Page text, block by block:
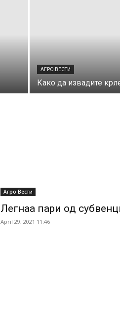
АГРО ВЕСТИ
Како да извадите
Агро Вести
Легнаа пари од
April 29, 2021 11:46